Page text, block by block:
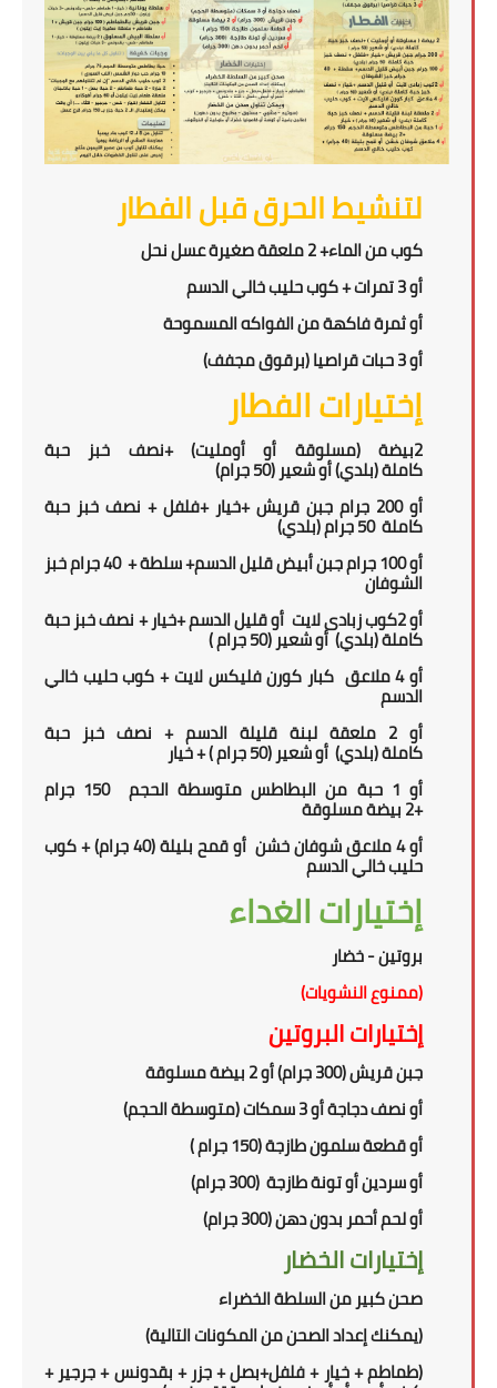
لتنشيط الحرق قبل الفطار
كوب من الماء+ 2 ملعقة صغيرة عسل نحل
أو 3 تمرات + كوب حليب خالي الدسم
أو ثمرة فاكهة من الفواكه المسموحة
أو 3 حبات قراصيا (برقوق مجفف)
إختيارات الفطار
2بيضة (مسلوقة أو أومليت) +نصف خبز حبة
كاملة(بلدي)أوشعير(50 جرام
)
أو200 جرام جبن قريش +خيار +فلفل+ نصف خبز حبة
كاملة50جرام (بلدي)
أو 100 جرام جبن أبيض قليل الدسم+ سلطة + 40 جرام خبز
الشوفان
أو2كوب زبادى لايت أو قليل الدسم +خيار +نصف خبز حبة
كاملة(بلدي) أو شعير(50 جرام
)
أو 4 ملاعق كبار كورن فليكس لايت + كوب حليب خالي
الدسم
أو 2 ملعقة لبنة قليلة الدسم
+ نصف خبز حبة
كاملة(بلدي) أو شعير(50 جرام
) + خيار
أو 1
حبة من ال بطاطس متوسطة الحجم 150 جرام
+
2بيضة مسلوقة
أو 4 ملاعق شوفان خشن
أو قمح بليلة (40 جرام) + كوب
حليب خالي الدسم
إختيارات الغداء
بروتين - خضار
(ممنوع النشويات)
إختيارات البروتين
جبن قريش (300 جرام) أو 2 بيضة مسلوقة
أو نصف دجاجة أو 3 سمكات (متوسطة الحجم)
أو قطعة سلمونطازجة(150 جرام )
أو سردين أو تونة طازجة (300 جرام)
أولحم أحمر بدون دهن (300 جرام)
إختيارات الخضار
صحن كبير من السلطة الخضراء
(يمكنك إعداد الصحن من المكونات التالية)
(طماطم + خيار + فلفل+بصل + جزر + بقدونس + جرجير +